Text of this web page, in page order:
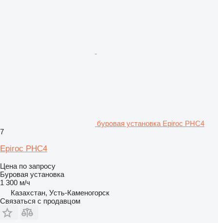
буровая установка Epiroc PHC4
7
Epiroc PHC4
Цена по запросу
Буровая установка
1 300 м/ч
Казахстан, Усть-Каменогорск
Связаться с продавцом